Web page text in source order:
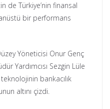
de Türkiye’nin finansal
bir performans
Yöneticisi Onur Genç
Yardımcısı Sezgin Lüle
bankacılık
altını çizdi.